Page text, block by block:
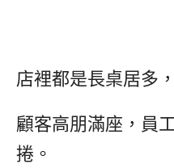
店裡都是長桌居多
顧客高朋滿座，員
捲。